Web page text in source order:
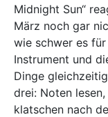
Midnight Sun“
März noch gar
wie schwer es
Instrument und
Dinge
drei: Noten
klatschen nach